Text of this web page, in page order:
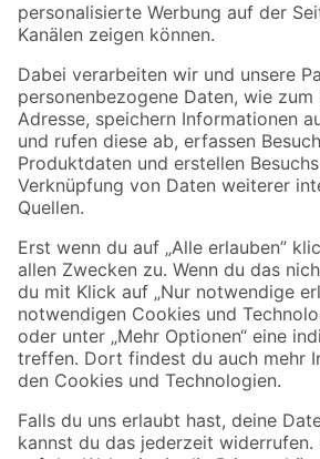
Folge uns
Zahlungsarten
Sicher einkaufen
Jetzt die toom-App herunterladen
Alle Preisangaben in EUR inkl. gesetzl. MwSt.. Die